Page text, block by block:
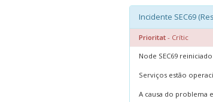
Incidente SEC69
Prioritat- Crític
Node SEC69
Serviços estão
A causa do problema